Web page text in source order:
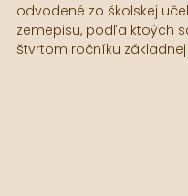
odvodené zo školskej
zemepisu, podľa ktoých
štvrtom ročníku základnej